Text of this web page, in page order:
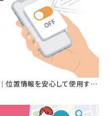
位置情報を安心して使用する